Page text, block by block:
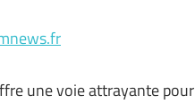
une voie attrayante